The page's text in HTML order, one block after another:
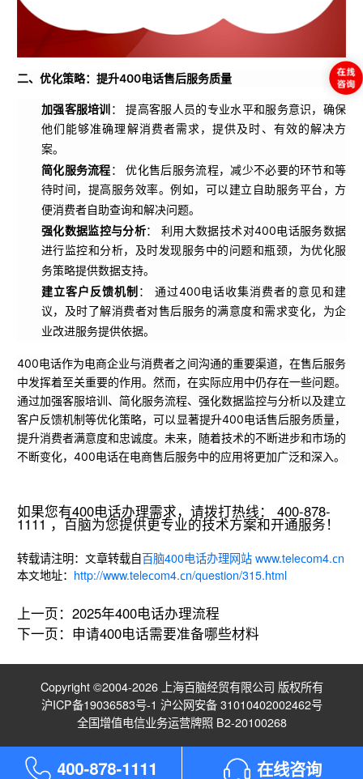
二、优化策略：提升400电话售后服务质量
加强客服培训 ： 提高客服人员的专业水平和服务意识，确保
他们能够准确理解消费者需求，提供及时、有效的解决方
案。
简化服务流程： 优化售后服务流程，减少不必要的环节和等
待时间，提高服务效率。例如，可以建立自助服务平台，方
便消费者自助查询和解决问题。
强化数据监控与分析： 利用大数据技术对400电话服务数据
进行监控和分析，及时发现服务中的问题和瓶颈，为优化服
务策略提供数据支持。
建立客户反馈机制 ： 通过400电话收集消费者的意见和建
议，及时了解消费者对售后服务的满意度和需求变化，为企
业改进服务提供依据。
400电话作为电商企业与消费者之间沟通的重要渠道，在售后服务
中发挥着至关重要的作用。然而，在实际应用中仍存在一些问题。
通过加强客服培训、简化服务流程、强化数据监控与分析以及建立
客户反馈机制等优化策略，可以显著提升400电话售后服务质量，
提升消费者满意度和忠诚度。未来，随着技术的不断进步和市场的
不断变化，400电话在电商售后服务中的应用将更加广泛和深入。
如果您有400电话办理需求，请拨打热线： 400-878-
1111 ，百脑为您提供更专业的技术方案和开通服务！
转载请注明：文章转载自百脑400电话办理网站 www.telecom4.cn
本文地址： http://www.telecom4.cn/question/315.html
上一页： 2025年400电话办理流程
下一页： 申请400电话需要准备哪些材料
Copyright ©2004-2026 上海百脑经贸有限公司 版权所有
沪ICP备19036583号-1 沪公网安备 31010402002462号
全国增值电信业务运营牌照 B2-20100268
400-878-1111 在线咨询